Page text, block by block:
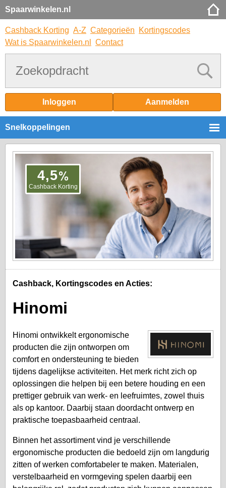
Spaarwinkelen.nl
Cashback Korting A-Z Categorieën
Kortingscodes
Wat is Spaarwinkelen.nl
Contact
Inloggen Aanmelden
Snelkoppelingen
4,5%
Cashback Korting
Cashback, Kortingscodes en Acties:
Hinomi
Hinomi ontwikkelt ergonomische
producten die zijn ontworpen om
comfort en ondersteuning te bieden
tijdens dagelijkse activiteiten. Het merk richt zich op
oplossingen die helpen bij een betere houding en een
prettiger gebruik van werk- en leefruimtes, zowel thuis
als op kantoor. Daarbij staan doordacht ontwerp en
praktische toepasbaarheid centraal.
Binnen het assortiment vind je verschillende
ergonomische producten die bedoeld zijn om langdurig
zitten of werken comfortabeler te maken. Materialen,
verstelbaarheid en vormgeving spelen daarbij een